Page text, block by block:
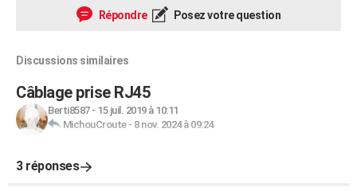
Répondre Posez votre question
Discussions similaires
Câblage prise RJ45
Berti8587- 15 juil. 2019 à 10:11
MichouCroute- 8 nov. 2024 à 09:24
3 réponses